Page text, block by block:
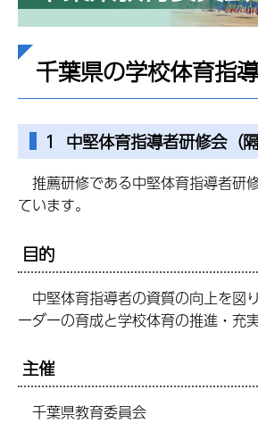
千葉県の学校体育指
1 中堅体育指導者研修会（隔
推薦研修である中堅体育指導者研
ています。
目的
中堅体育指導者の資質の向上を図
ーダーの育成と学校体育の推進・充
主催
千葉県教育委員会